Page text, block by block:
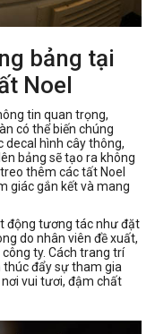
bảng tại
Noel
tin quan trọng,
có thể biến chúng
decal hình cây thông,
bảng sẽ tạo ra không
thêm các tất Noel
giác gắn kết và mang
động tương tác như đặt
do nhân viên đề xuất,
ty. Cách trang trí
thúc đẩy sự tham gia
vui tươi, đậm chất